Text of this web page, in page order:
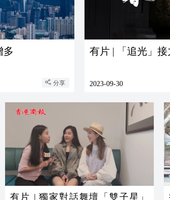
多
分享
有片 | 「追光」
2023-09-30
有片 | 獨家對話舞壇「雙子星」